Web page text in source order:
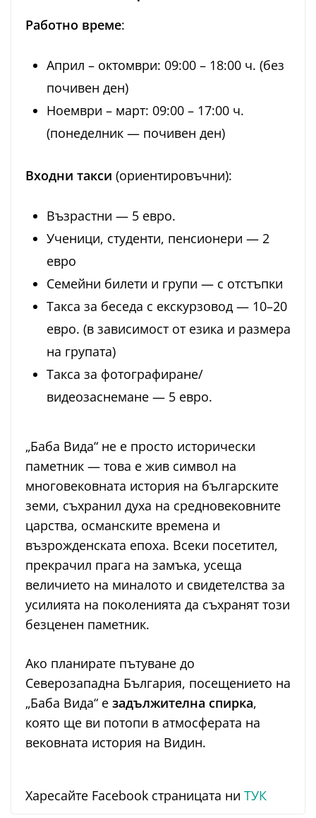
Работно време:
Април – октомври: 09:00 – 18:00 ч. (без
почивен ден)
Ноември – март: 09:00 – 17:00 ч.
(понеделник — почивен ден)
Входни такси (ориентировъчни):
Възрастни — 5 евро.
Ученици, студенти, пенсионери — 2
евро
Семейни билети и групи — с отстъпки
Такса за беседа с екскурзовод — 10–20
евро. (в зависимост от езика и размера
на групата)
Такса за фотографиране/
видеозаснемане — 5 евро.
„Баба Вида“ не е просто исторически
паметник — това е жив символ на
многовековната история на българските
земи, съхранил духа на средновековните
царства, османските времена и
възрожденската епоха. Всеки посетител,
прекрачил прага на замъка, усеща
величието на миналото и свидетелства за
усилията на поколенията да съхранят този
безценен паметник.
Ако планирате пътуване до
Северозападна България, посещението на
„Баба Вида“ е задължителна спирка,
която ще ви потопи в атмосферата на
вековната история на Видин.
Харесайте Facebook страницата ни ТУК